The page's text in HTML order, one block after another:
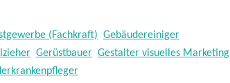
(Fachkraft) Gebäudereiniger
Gerüstbauer Gestalter visuelles Marketing